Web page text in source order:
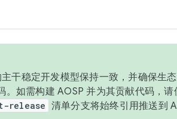
干稳定开发模型保持一致，并确保生
。如需构建 AOSP 并为其贡献代码，请
release 清单分支将始终引用推送到